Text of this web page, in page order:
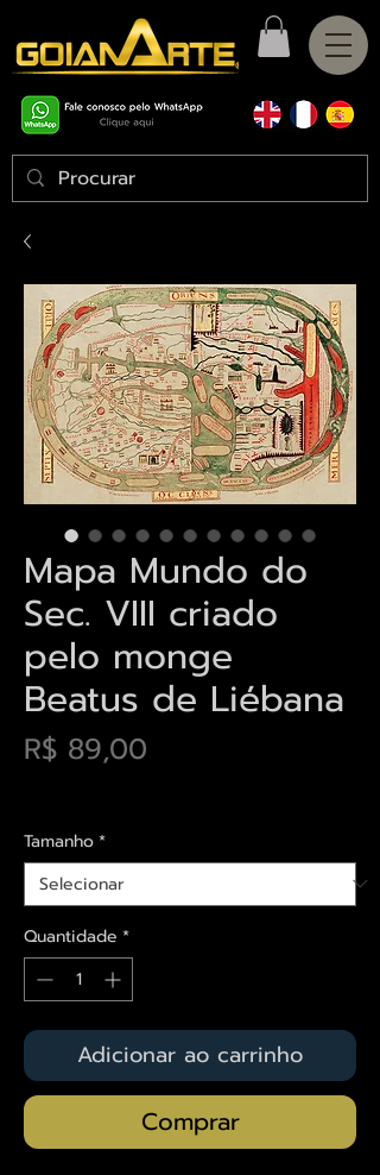
Mapa Mundo do
Sec. VIII criado
pelo monge
Beatus de Liébana
R$ 89,00
Tamanho*
Quantidade *
Adicionar ao carrinho
Comprar